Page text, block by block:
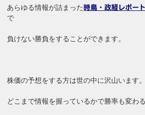
あらゆる情報が詰まった時鳥・政経レポート
で
負けない勝負をすることができます。
株価の予想をする方は世の中に沢山います。
どこまで情報を握っているかで勝率も変わ